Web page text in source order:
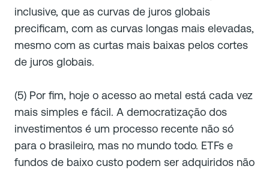
inclusive, que as curvas de juros globais
precificam, com as curvas longas mais elevadas,
mesmo com as curtas mais baixas pelos cortes
de juros globais.
(5) Por fim, hoje o acesso ao metal está cada vez
mais simples e fácil. A democratização dos
investimentos é um processo recente não só
para o brasileiro, mas no mundo todo. ETFs e
fundos de baixo custo podem ser adquiridos não